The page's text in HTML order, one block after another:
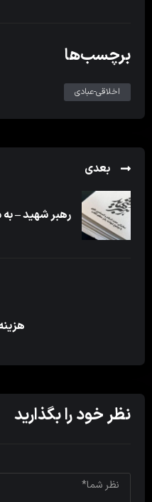
برچسب‌ها
اخلاقی-عبادی
بعدی
رهبر شهید –
نظر خود را بگذارید